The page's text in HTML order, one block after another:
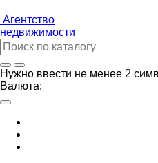
Агентство
недвижимости
Нужно ввести не менее 2
Валюта: